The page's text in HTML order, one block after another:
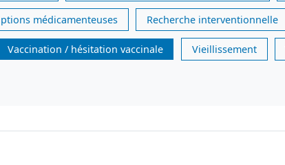
médicamenteuses Recherche interventionnelle
Vaccination / hésitation vaccinale Vieillissement